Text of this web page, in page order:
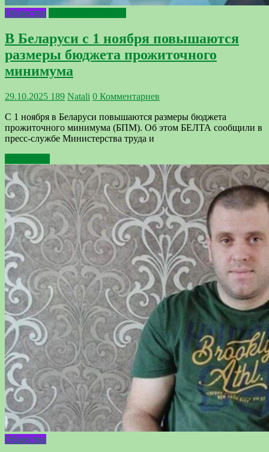
Общество
В Беларуси с 1 ноября повышаются
размеры бюджета прожиточного
минимума
29.10.2025 189 Natali 0 Комментариев
С 1 ноября в Беларуси повышаются размеры бюджета
прожиточного минимума (БПМ). Об этом БЕЛТА сообщили в
пресс-службе Министерства труда и
Общество